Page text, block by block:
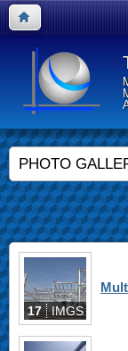
PHOTO
17 IMGS